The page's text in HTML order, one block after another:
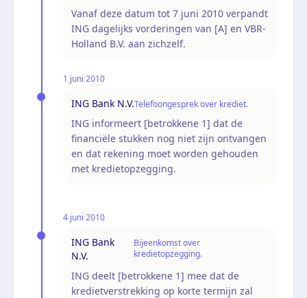
Vanaf deze datum tot 7 juni 2010 verpandt
ING dagelijks vorderingen van [A] en VBR-
Holland B.V. aan zichzelf.
1 juni 2010
ING Bank N.V.Telefoongesprek over krediet.
ING informeert [betrokkene 1] dat de
financiële stukken nog niet zijn ontvangen
en dat rekening moet worden gehouden
met kredietopzegging.
4 juni 2010
ING Bank
N.V.
Bijeenkomst over
kredietopzegging.
ING deelt [betrokkene 1] mee dat de
kredietverstrekking op korte termijn zal